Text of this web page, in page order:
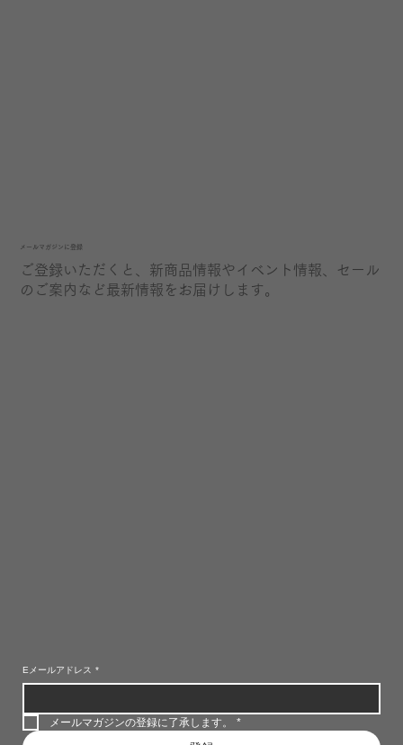
​メールマガジンに登録
ご登録いただくと、新商品情報やイベント情報、セール
のご案内など最新情報をお届けします。
Eメールアドレス *
メールマガジンの登録に了承します。 *